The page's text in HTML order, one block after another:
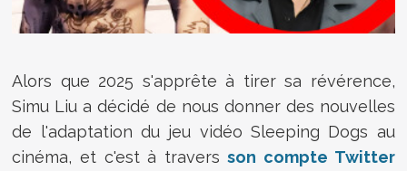
Alors que 2025 s'apprête à tirer sa révérence,
Simu Liu a décidé de nous donner des nouvelles
de l'adaptation du jeu vidéo Sleeping Dogs au
cinéma, et c'est à traversson compte Twitter